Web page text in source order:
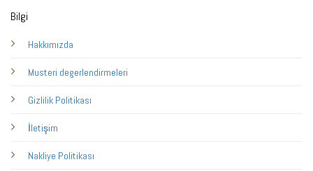
Bilgi
Hakkımızda
Musteri degerlendirmeleri
Gizlilik Politikası
İletişim
Nakliye Politikası